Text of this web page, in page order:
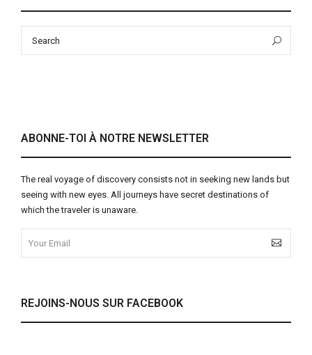
ABONNE-TOI À NOTRE NEWSLETTER
The real voyage of discovery consists not in seeking new lands but
seeing with new eyes. All journeys have secret destinations of
which the traveler is unaware.
REJOINS-NOUS SUR FACEBOOK